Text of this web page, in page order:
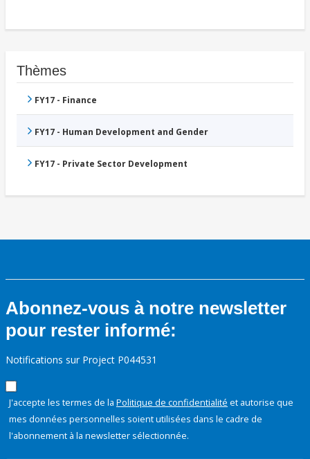
Thèmes
FY17 - Finance
FY17 - Human Development and Gender
FY17 - Private Sector Development
Abonnez-vous à notre newsletter
pour rester informé:
Notifications sur Project P044531
J'accepte les termes de la Politique de confidentialité et autorise que
mes données personnelles soient utilisées dans le cadre de
l'abonnement à la newsletter sélectionnée.